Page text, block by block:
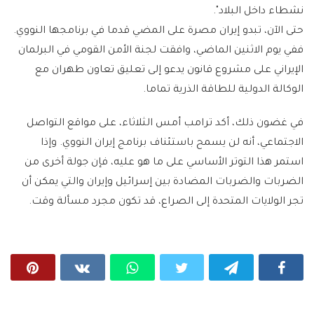
نشطاء داخل البلاد".
حتى الآن، تبدو إيران مصرة على المضي قدما في برنامجها النووي.
ففي يوم الاثنين الماضي، وافقت لجنة الأمن القومي في البرلمان
الإيراني على مشروع قانون يدعو إلى تعليق تعاون طهران مع
الوكالة الدولية للطاقة الذرية تماما.
في غضون ذلك، أكد ترامب أمس الثلاثاء، على مواقع التواصل
الاجتماعي، أنه لن يسمح باستئناف برنامج إيران النووي. وإذا
استمر هذا التوتر الأساسي على ما هو عليه، فإن جولة أخرى من
الضربات والضربات المضادة بين إسرائيل وإيران والتي يمكن أن
تجر الولايات المتحدة إلى الصراع، قد تكون مجرد مسألة وقت.